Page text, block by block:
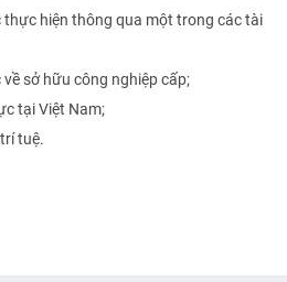
hiện thông qua một trong các tài
sở hữu công nghiệp cấp;
tại Việt Nam;
tuệ.